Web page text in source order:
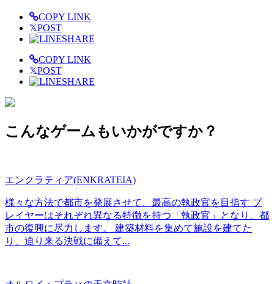
COPY LINK
𝕏POST
SHARE
COPY LINK
𝕏POST
SHARE
こんなゲームもいかがですか？
エンクラティア(ENKRATEIA)
様々な方法で都市を発展させて、最高の執政官を目指す プ
レイヤーはそれぞれ異なる特徴を持つ「執政官」となり、都
市の復興に尽力します。 建築材料を集めて施設を建てた
り、迫り来る決戦に備えて...